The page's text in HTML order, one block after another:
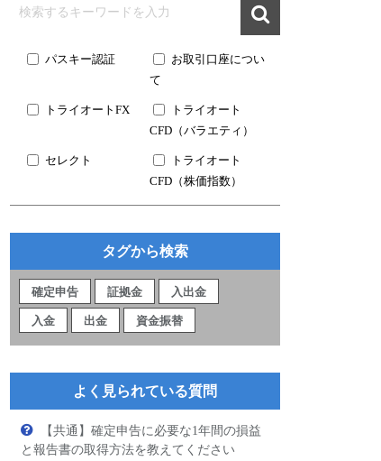

パスキー認証
お取引口座につい
て
トライオートFX
トライオート
CFD（バラエティ）
セレクト
トライオート
CFD（株価指数）
タグから検索
確定申告 証拠金 入出金
入金 出金 資金振替
よく見られている質問
【共通】確定申告に必要な1年間の損益
と報告書の取得方法を教えてください